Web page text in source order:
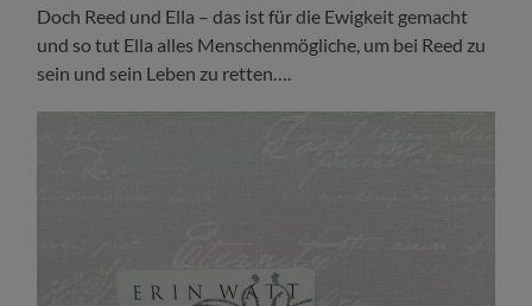
Doch Reed und Ella – das ist für die Ewigkeit gemacht
und so tut Ella alles Menschenmögliche, um bei Reed zu
sein und sein Leben zu retten….